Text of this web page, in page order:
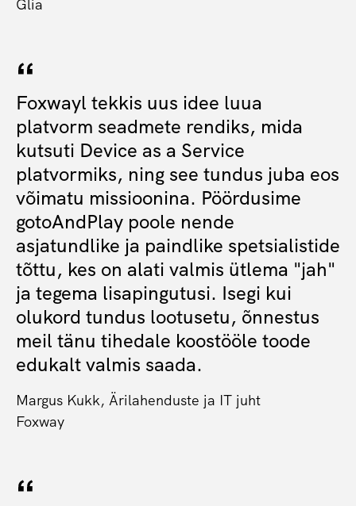
Glia
Foxwayl tekkis uus idee luua
platvorm seadmete rendiks, mida
kutsuti Device as a Service
platvormiks, ning see tundus juba eos
võimatu missioonina. Pöördusime
gotoAndPlay poole nende
asjatundlike ja paindlike spetsialistide
tõttu, kes on alati valmis ütlema "jah"
ja tegema lisapingutusi. Isegi kui
olukord tundus lootusetu, õnnestus
meil tänu tihedale koostööle toode
edukalt valmis saada.
Margus Kukk, Ärilahenduste ja IT juht
Foxway